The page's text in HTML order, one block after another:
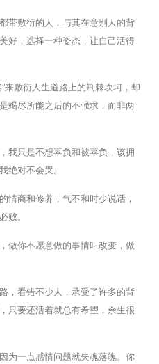
带敷衍的人，与其在意别人的背
好，选择一种姿态，让自己活得
来敷衍人生道路上的荆棘坎坷，却
竭尽所能之后的不强求，而非两
我只是不想辜负和被辜负，该拥
绝对不会哭。
情商和修养，气不和时少说话，
败。
做你不愿意做的事情叫改变，做
，看错不少人，承受了许多的背
只要还活着就总有希望，余生很
为一点感情问题就失魂落魄。你